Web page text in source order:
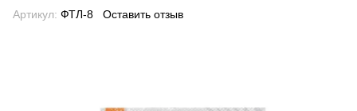
Артикул: ФТЛ-8 Оставить отзыв